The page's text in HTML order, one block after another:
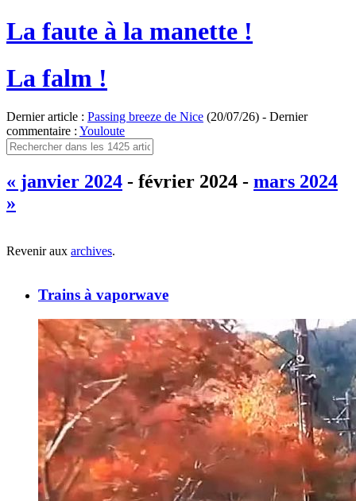
La faute à la manette !
La falm !
Dernier article : Passing breeze de Nice (20/07/26) - Dernier
commentaire : Youloute
« janvier 2024 - février 2024 - mars 2024
»
Revenir aux archives.
Trains à vaporwave